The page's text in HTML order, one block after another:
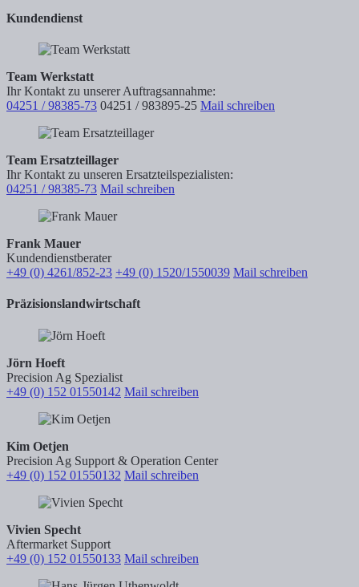
Kundendienst
Team Werkstatt
Ihr Kontakt zu unserer Auftragsannahme:
04251 / 98385-73 04251 / 983895-25 Mail schreiben
Team Ersatzteillager
Ihr Kontakt zu unseren Ersatzteilspezialisten:
04251 / 98385-73 Mail schreiben
Frank Mauer
Kundendienstberater
+49 (0) 4261/852-23 +49 (0) 1520/1550039 Mail schreiben
Präzisionslandwirtschaft
Jörn Hoeft
Precision Ag Spezialist
+49 (0) 152 01550142 Mail schreiben
Kim Oetjen
Precision Ag Support & Operation Center
+49 (0) 152 01550132 Mail schreiben
Vivien Specht
Aftermarket Support
+49 (0) 152 01550133 Mail schreiben